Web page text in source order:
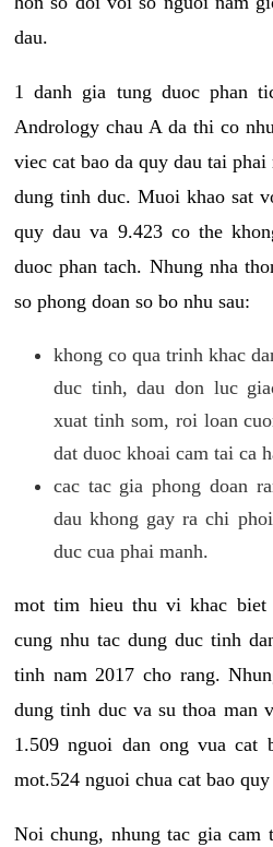
dau.
1 danh gia tung duoc phan
Andrology chau A da thi co
viec cat bao da quy dau tai
dung tinh duc. Muoi khao sat
quy dau va 9.423 co the
duoc phan tach. Nhung nha
so phong doan so bo nhu sau:
khong co qua trinh khac
duc tinh, dau don luc
xuat tinh som, roi loan
dat duoc khoai cam tai ca
cac tac gia phong doan
dau khong gay ra chi
duc cua phai manh.
mot tim hieu thu vi khac biet
cung nhu tac dung duc tinh
tinh nam 2017 cho rang.
dung tinh duc va su thoa man
1.509 nguoi dan ong vua cat
mot.524 nguoi chua cat bao quy
Noi chung, nhung tac gia cam